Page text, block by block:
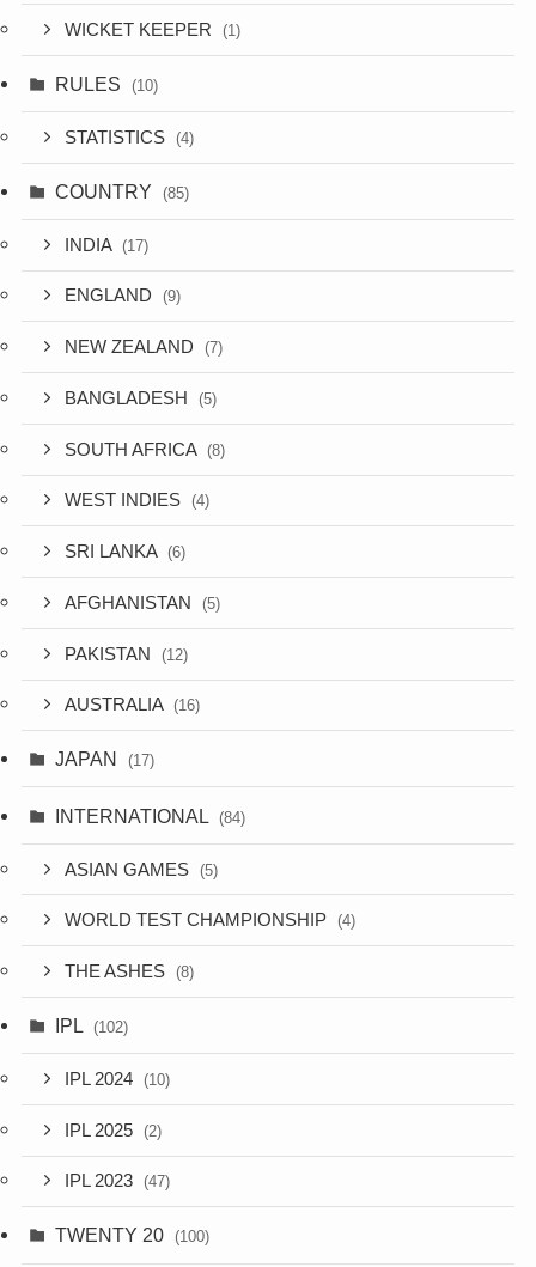
WICKET KEEPER (1)
RULES (10)
STATISTICS (4)
COUNTRY (85)
INDIA (17)
ENGLAND (9)
NEW ZEALAND (7)
BANGLADESH (5)
SOUTH AFRICA (8)
WEST INDIES (4)
SRI LANKA (6)
AFGHANISTAN (5)
PAKISTAN (12)
AUSTRALIA (16)
JAPAN (17)
INTERNATIONAL (84)
ASIAN GAMES (5)
WORLD TEST CHAMPIONSHIP (4)
THE ASHES (8)
IPL (102)
IPL 2024 (10)
IPL 2025 (2)
IPL 2023 (47)
TWENTY 20 (100)